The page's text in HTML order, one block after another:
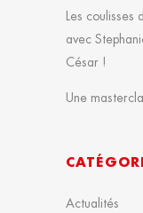
Les
avec
César !
Une
Actualités